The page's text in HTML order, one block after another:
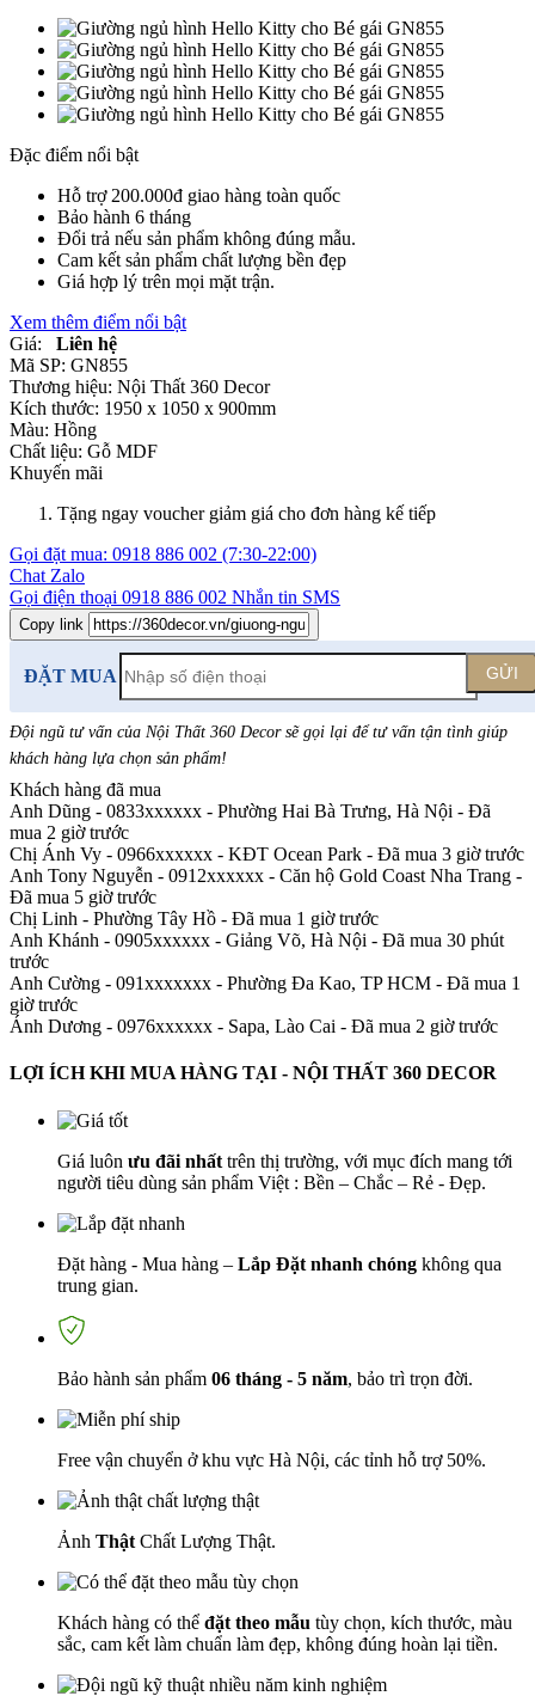
Đặc điểm nổi bật
Hỗ trợ 200.000đ giao hàng toàn quốc
Bảo hành 6 tháng
Đổi trả nếu sản phẩm không đúng mẫu.
Cam kết sản phẩm chất lượng bền đẹp
Giá hợp lý trên mọi mặt trận.
Xem thêm điểm nổi bật
Giá:
Liên hệ
Mã SP: GN855
Thương hiệu: Nội Thất 360 Decor
Kích thước: 1950 x 1050 x 900mm
Màu: Hồng
Chất liệu: Gỗ MDF
Khuyến mãi
Tặng ngay voucher giảm giá cho đơn hàng kế tiếp
Gọi đặt mua: 0918 886 002 (7:30-22:00)
Chat Zalo
Gọi điện thoại 0918 886 002 Nhắn tin SMS
Copy link
ĐẶT MUA GỬI
Đội ngũ tư vấn của Nội Thất 360 Decor sẽ gọi lại để tư vấn tận tình giúp
khách hàng lựa chọn sản phẩm!
Khách hàng đã mua
Anh Dũng - 0833xxxxxx - Phường Hai Bà Trưng, Hà Nội - Đã
mua 2 giờ trước
Chị Ánh Vy - 0966xxxxxx - KĐT Ocean Park - Đã mua 3 giờ trước
Anh Tony Nguyễn - 0912xxxxxx - Căn hộ Gold Coast Nha Trang -
Đã mua 5 giờ trước
Chị Linh - Phường Tây Hồ - Đã mua 1 giờ trước
Anh Khánh - 0905xxxxxx - Giảng Võ, Hà Nội - Đã mua 30 phút
trước
Anh Cường - 091xxxxxxx - Phường Đa Kao, TP HCM - Đã mua 1
giờ trước
Ánh Dương - 0976xxxxxx - Sapa, Lào Cai - Đã mua 2 giờ trước
LỢI ÍCH KHI MUA HÀNG TẠI - NỘI THẤT 360 DECOR
Giá luôn ưu đãi nhất trên thị trường, với mục đích mang tới
người tiêu dùng sản phẩm Việt : Bền – Chắc – Rẻ - Đẹp.
Đặt hàng - Mua hàng – Lắp Đặt nhanh chóng không qua
trung gian.
Bảo hành sản phẩm 06 tháng - 5 năm, bảo trì trọn đời.
Free vận chuyển ở khu vực Hà Nội, các tỉnh hỗ trợ 50%.
Ảnh Thật Chất Lượng Thật.
Khách hàng có thể đặt theo mẫu tùy chọn, kích thước, màu
sắc, cam kết làm chuẩn làm đẹp, không đúng hoàn lại tiền.